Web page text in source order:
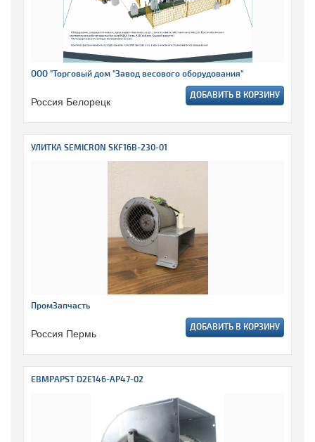
ООО "Торговый дом "Завод весового оборудования"
Россия Белорецк ДОБАВИТЬ В КОРЗИНУ
УЛИТКА SEMICRON SKF16B-230-01
ПромЗапчасть
Россия Пермь ДОБАВИТЬ В КОРЗИНУ
EBMPAPST D2E146-AP47-02